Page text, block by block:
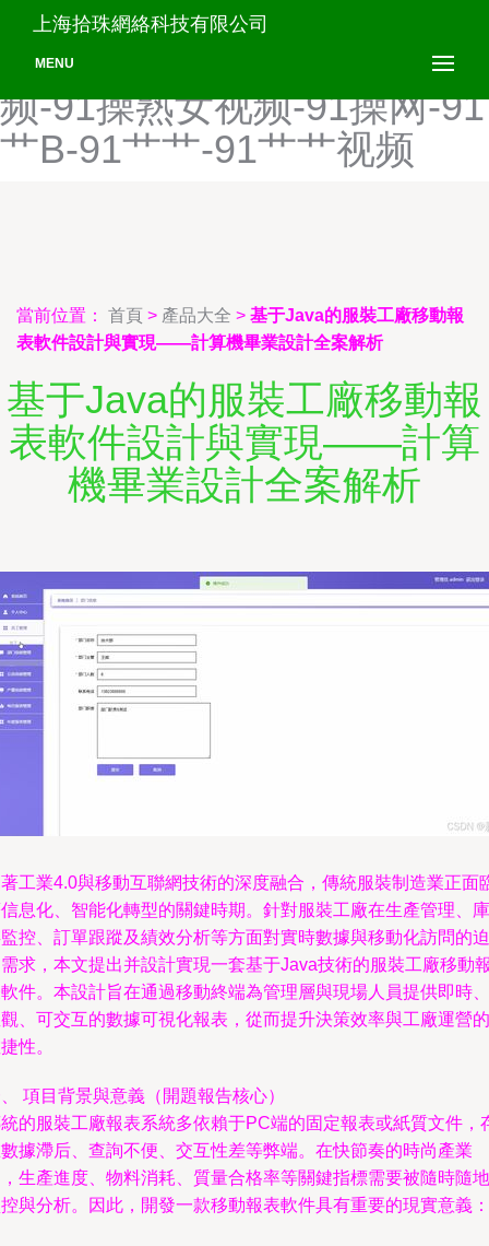
91操机视频-91操鸡-91操
碰-91操碰大香蕉-91操人视
频-91操熟女视频-91操网-91
艹B-91艹艹-91艹艹视频
上海拾珠網絡科技有限公司
MENU
當前位置： 首頁 > 產品大全 > 基于Java的服裝工廠移動報
表軟件設計與實現——計算機畢業設計全案解析
基于Java的服裝工廠移動報
表軟件設計與實現——計算
機畢業設計全案解析
工業4.0與移動互聯網技術的深度融合，傳統服裝制造業正面
息化、智能化轉型的關鍵時期。針對服裝工廠在生產管理、庫
控、訂單跟蹤及績效分析等方面對實時數據與移動化訪問的迫
求，本文提出并設計實現一套基于Java技術的服裝工廠移動
件。本設計旨在通過移動終端為管理層與現場人員提供即時、
、可交互的數據可視化報表，從而提升決策效率與工廠運營的
性。
項目背景與意義（開題報告核心）
的服裝工廠報表系統多依賴于PC端的固定報表或紙質文件，
據滯后、查詢不便、交互性差等弊端。在快節奏的時尚產業
生產進度、物料消耗、質量合格率等關鍵指標需要被隨時隨地
與分析。因此，開發一款移動報表軟件具有重要的現實意義：